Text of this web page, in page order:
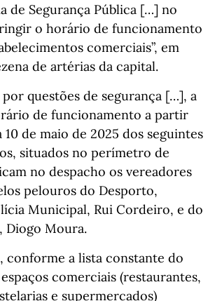
de Segurança Pública […] no
o horário de funcionamento
comerciais”, em
de artérias da capital.
questões de segurança […], a
de funcionamento a partir
10 de maio de 2025 dos seguintes
situados no perímetro de
no despacho os vereadores
pelouros do Desporto,
Municipal, Rui Cordeiro, e do
Diogo Moura.
conforme a lista constante do
comerciais (restaurantes,
e supermercados)